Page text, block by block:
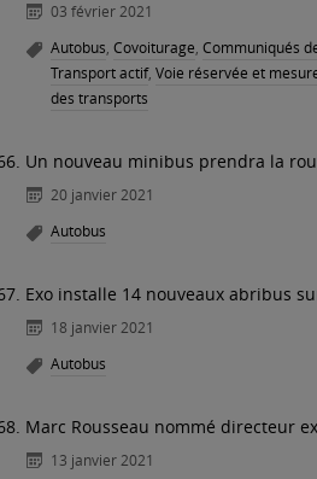
03 février 2021
Autobus, Covoiturage, Communiqués
Transport actif, Voie réservée et
des transports
Un nouveau minibus prendra la
20 janvier 2021
Autobus
Exo installe 14 nouveaux abribus
18 janvier 2021
Autobus
Marc Rousseau nommé directeur
13 janvier 2021